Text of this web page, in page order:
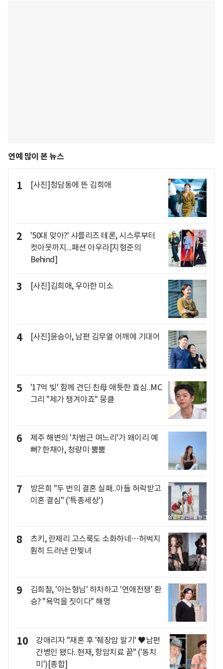
연예 많이 본 뉴스
1 [사진]청담동에 뜬 김희애
2
'50대 맞아?' 샤를리즈 테론, 시스루부터
컷아웃까지...패션 아우라[지형준의
Behind]
3 [사진]김희애, 우아한 미소
4 [사진]윤승아, 남편 김무열 어깨에 기대어
5
'17억 빚' 함께 견딘 친母 애틋한 효심..MC
그리 "제가 챙겨야죠" 뭉클
6
제주 해변의 '차범근 며느리'가 왜이리 예
뻐? 한채아, 청량미 뿜뿜
7
방은희 "두 번의 결혼 실패..아들 허락받고
이혼 결심" ('특종세상')
8
츠키, 란제리 고스룩도 소화하네…허벅지
훤히 드러낸 만찢녀
9
김희철, '아는형님' 하차하고 '연애전쟁' 환
승? "욕먹을 짓이다" 해명
10
강애리자 "재혼 후 '췌장암 말기' ♥남편
간병인 됐다..현재, 항암치료 끝" ('동치
미')[종합]